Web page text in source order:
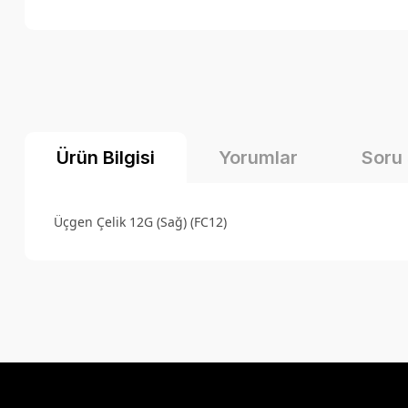
Ürün Bilgisi Yorumlar Soru
Üçgen Çelik 12G (Sağ) (FC12)
Ürün resmi kalitesiz, bozuk veya görüntülenemiyor.